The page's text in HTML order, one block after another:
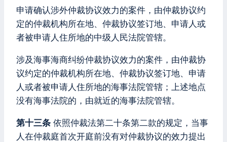
申请确认涉外仲裁协议效力的案件，由仲裁协议约
定的仲裁机构所在地、仲裁协议签订地、申请人或
者被申请人住所地的中级人民法院管辖。
涉及海事海商纠纷仲裁协议效力的案件，由仲裁协
议约定的仲裁机构所在地、仲裁协议签订地、申请
人或者被申请人住所地的海事法院管辖；上述地点
没有海事法院的，由就近的海事法院管辖。
第十三条 依照仲裁法第二十条第二款的规定，当事
人在仲裁庭首次开庭前没有对仲裁协议的效力提出